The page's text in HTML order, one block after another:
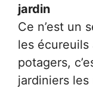
jardin
Ce n’est un
les écureuils
potagers,
jardiniers